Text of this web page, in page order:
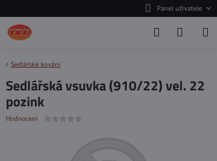
Panel uživatele
Sedlářské kování
Sedlářská vsuvka (910/22) vel. 22
pozink
Hodnocení